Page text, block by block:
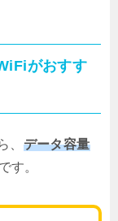
がおすす
、 データ容量
す。